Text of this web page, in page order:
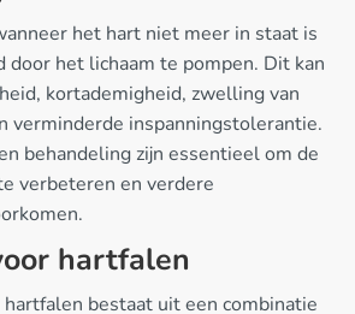
het hart niet meer in staat is
door het lichaam te pompen. Dit kan
kortademigheid, zwelling van
verminderde inspanningstolerantie.
behandeling zijn essentieel om de
verbeteren en verdere
hartfalen
bestaat uit een combinatie